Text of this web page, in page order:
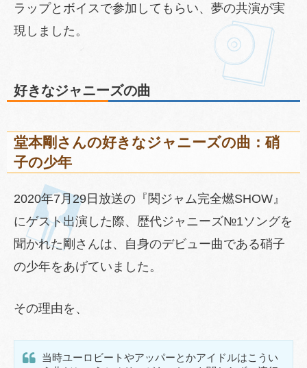
ラップとボイスで参加してもらい、夢の共演が実
現しました。
好きなジャニーズの曲
堂本剛さんの好きなジャニーズの曲：硝
子の少年
2020年7月29日放送の『関ジャム完全燃SHOW』
にゲスト出演した際、歴代ジャニーズ№1ソングを
聞かれた剛さんは、自身のデビュー曲である硝子
の少年をあげていました。
その理由を、
当時ユーロビートやアッパーとかアイドルはこうい